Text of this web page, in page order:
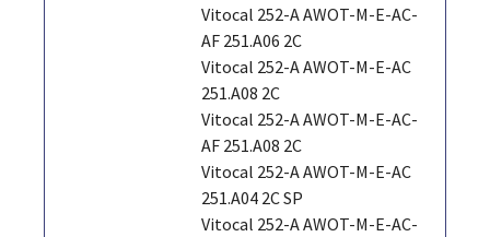
Vitocal 252-A AWOT-M-E-AC-
AF 251.A06 2C
Vitocal 252-A AWOT-M-E-AC
251.A08 2C
Vitocal 252-A AWOT-M-E-AC-
AF 251.A08 2C
Vitocal 252-A AWOT-M-E-AC
251.A04 2C SP
Vitocal 252-A AWOT-M-E-AC-